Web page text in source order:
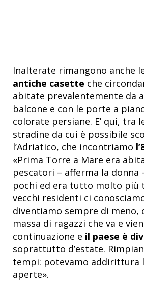
Inalterate rimangono anche
antiche casette che
abitate prevalentemente da
balcone e con le porte a
colorate persiane. E’ qui, tra
stradine da cui è possibile
l’Adriatico, che incontriamo
«Prima Torre a Mare era
pescatori – afferma la donna
pochi ed era tutto molto più
vecchi residenti ci
diventiamo sempre di meno,
massa di ragazzi che va e
continuazione e il paese è
soprattutto d’estate.
tempi: potevamo addirittura
aperte».